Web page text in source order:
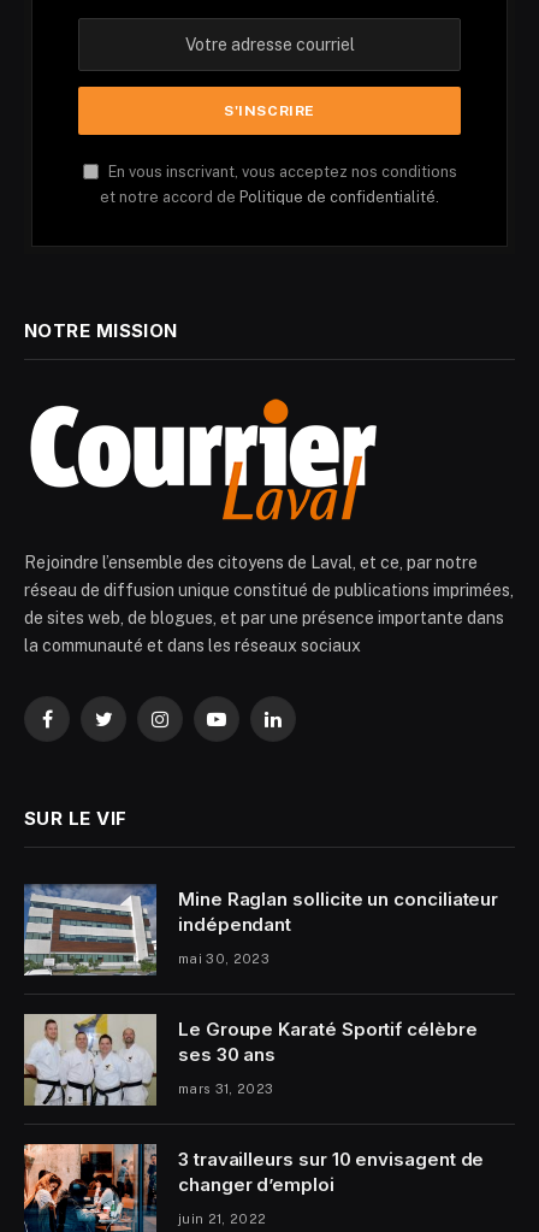
En vous inscrivant, vous acceptez nos conditions
et notre accord de Politique de confidentialité.
NOTRE MISSION
Rejoindre l’ensemble des citoyens de Laval, et ce, par notre
réseau de diffusion unique constitué de publications imprimées,
de sites web, de blogues, et par une présence importante dans
la communauté et dans les réseaux sociaux
FacebookTwitterInstagramYouTubeLinkedIn
SUR LE VIF
Mine Raglan sollicite un conciliateur
indépendant
mai 30, 2023
Le Groupe Karaté Sportif célèbre
ses 30 ans
mars 31, 2023
3 travailleurs sur 10 envisagent de
changer d’emploi
juin 21, 2022